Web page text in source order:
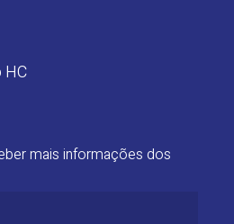
HC
mais informações dos